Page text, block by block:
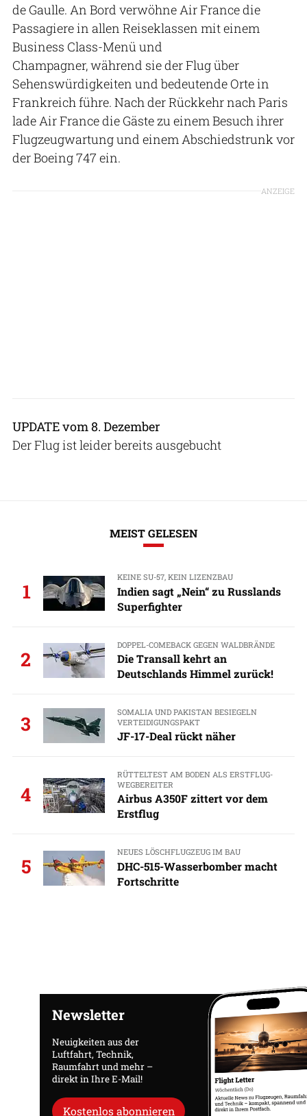
de Gaulle. An Bord verwöhne Air France die
Passagiere in allen Reiseklassen mit einem
Business Class-Menü und
Champagner, während sie der Flug über
Sehenswürdigkeiten und bedeutende Orte in
Frankreich führe. Nach der Rückkehr nach Paris
lade Air France die Gäste zu einem Besuch ihrer
Flugzeugwartung und einem Abschiedstrunk vor
der Boeing 747 ein.
ANZEIGE
UPDATE vom 8. Dezember
Der Flug ist leider bereits ausgebucht
MEIST GELESEN
1
KEINE SU-57, KEIN LIZENZBAU
Indien sagt „Nein“ zu Russlands
Superfighter
2
DOPPEL-COMEBACK GEGEN WALDBRÄNDE
Die Transall kehrt an
Deutschlands Himmel zurück!
3
SOMALIA UND PAKISTAN BESIEGELN
VERTEIDIGUNGSPAKT
JF-17-Deal rückt näher
4
RÜTTELTEST AM BODEN ALS ERSTFLUG-
WEGBEREITER
Airbus A350F zittert vor dem
Erstflug
5
NEUES LÖSCHFLUGZEUG IM BAU
DHC-515-Wasserbomber macht
Fortschritte
Newsletter
Neuigkeiten aus der
Luftfahrt, Technik,
Raumfahrt und mehr –
direkt in Ihre E-Mail!
Kostenlos abonnieren